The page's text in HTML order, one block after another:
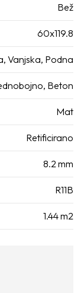
Bež
60x119.8
Vanjska, Podna
Beton
Mat
Retificirano
8.2 mm
R11B
1.44 m2